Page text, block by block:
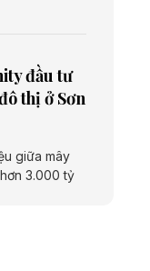
đầu tư
thị ở Sơn
giữa mây
3.000 tỷ